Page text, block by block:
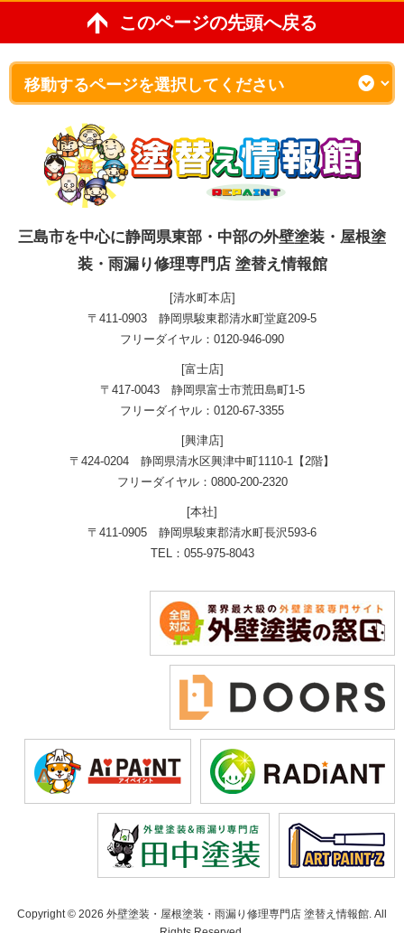
このページの先頭へ戻る
三島市を中心に静岡県東部・中部の外壁塗装・屋根塗
装・雨漏り修理専門店 塗替え情報館
[清水町本店]
〒411-0903 静岡県駿東郡清水町堂庭209-5
フリーダイヤル：0120-946-090
[富士店]
〒417-0043 静岡県富士市荒田島町1-5
フリーダイヤル：0120-67-3355
[興津店]
〒424-0204 静岡県清水区興津中町1110-1【2階】
フリーダイヤル：0800-200-2320
[本社]
〒411-0905 静岡県駿東郡清水町長沢593-6
TEL：055-975-8043
Copyright © 2026 外壁塗装・屋根塗装・雨漏り修理専門店 塗替え情報館. All